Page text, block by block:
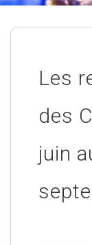
Les
des
juin